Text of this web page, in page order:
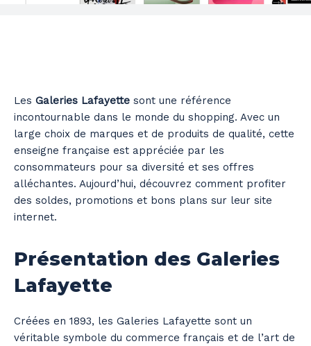
Les Galeries Lafayette sont une référence
incontournable dans le monde du shopping. Avec un
large choix de marques et de produits de qualité, cette
enseigne française est appréciée par les
consommateurs pour sa diversité et ses offres
alléchantes. Aujourd’hui, découvrez comment profiter
des soldes, promotions et bons plans sur leur site
internet.
Présentation des Galeries
Lafayette
Créées en 1893, les Galeries Lafayette sont un
véritable symbole du commerce français et de l’art de